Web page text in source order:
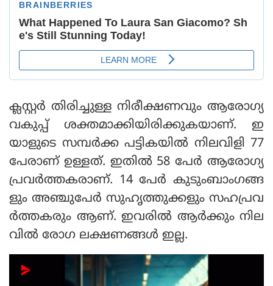
ക്ലസ്റ്റര്‍ തിരിച്ചുള്ള നിരീക്ഷണവും ആരോഗ്യ
വകുപ്പ് ശക്തമാക്കിയിരിക്കുകയാണ്. ഇ
യാളുടെ സമ്പര്‍ക്ക പട്ടികയില്‍ നിലവിളി 77
പേരാണ് ഉള്ളത്. ഇതില്‍ 58 പേര്‍ ആരോഗ്യ
പ്രവര്‍ത്തകരാണ്. 14 പേര്‍ കുടുംബാംഗങ്ങ
ളും അഞ്ചുപേര്‍ സുഹൃത്തുക്കളും സഹപ്രവ
ര്‍ത്തകരും ആണ്. ഇവരില്‍ ആര്‍ക്കും നില
വില്‍ രോഗ ലക്ഷണങ്ങള്‍ ഇല്ല.